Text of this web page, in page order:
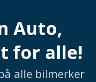
Auto,
for alle!
alle bilmerker